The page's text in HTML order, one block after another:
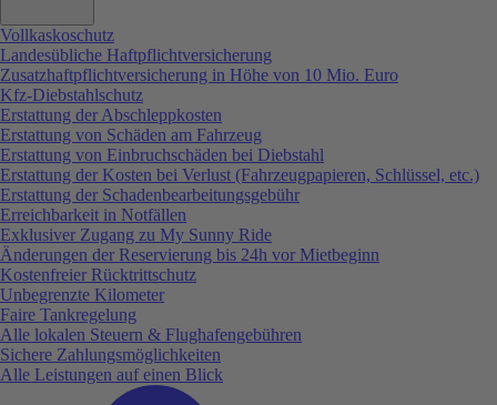
Vollkaskoschutz
Landesübliche Haftpflichtversicherung
Zusatzhaftpflichtversicherung in Höhe von 10 Mio. Euro
Kfz-Diebstahlschutz
Erstattung der Abschleppkosten
Erstattung von Schäden am Fahrzeug
Erstattung von Einbruchschäden bei Diebstahl
Erstattung der Kosten bei Verlust (Fahrzeugpapieren, Schlüssel, etc.)
Erstattung der Schadenbearbeitungsgebühr
Erreichbarkeit in Notfällen
Exklusiver Zugang zu My Sunny Ride
Änderungen der Reservierung bis 24h vor Mietbeginn
Kostenfreier Rücktrittschutz
Unbegrenzte Kilometer
Faire Tankregelung
Alle lokalen Steuern & Flughafengebühren
Sichere Zahlungsmöglichkeiten
Alle Leistungen auf einen Blick